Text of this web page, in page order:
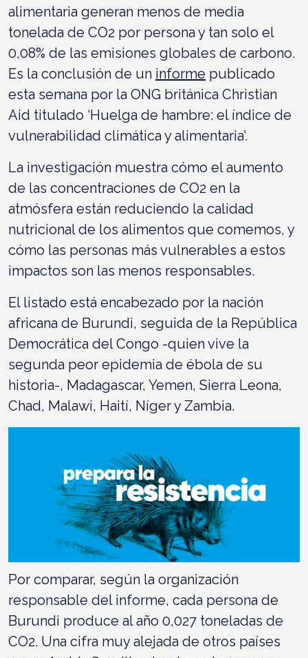
alimentaria generan menos de media
tonelada de CO2 por persona y tan solo el
0,08% de las emisiones globales de carbono.
Es la conclusión de un informe publicado
esta semana por la ONG británica Christian
Aid titulado ‘Huelga de hambre: el índice de
vulnerabilidad climática y alimentaria’.
La investigación muestra cómo el aumento
de las concentraciones de CO2 en la
atmósfera están reduciendo la calidad
nutricional de los alimentos que comemos, y
cómo las personas más vulnerables a estos
impactos son las menos responsables.
El listado está encabezado por la nación
africana de Burundi, seguida de la República
Democrática del Congo -quien vive la
segunda peor epidemia de ébola de su
historia-, Madagascar, Yemen, Sierra Leona,
Chad, Malawi, Haití, Níger y Zambia.
Por comparar, según la organización
responsable del informe, cada persona de
Burundi produce al año 0,027 toneladas de
CO2. Una cifra muy alejada de otros países